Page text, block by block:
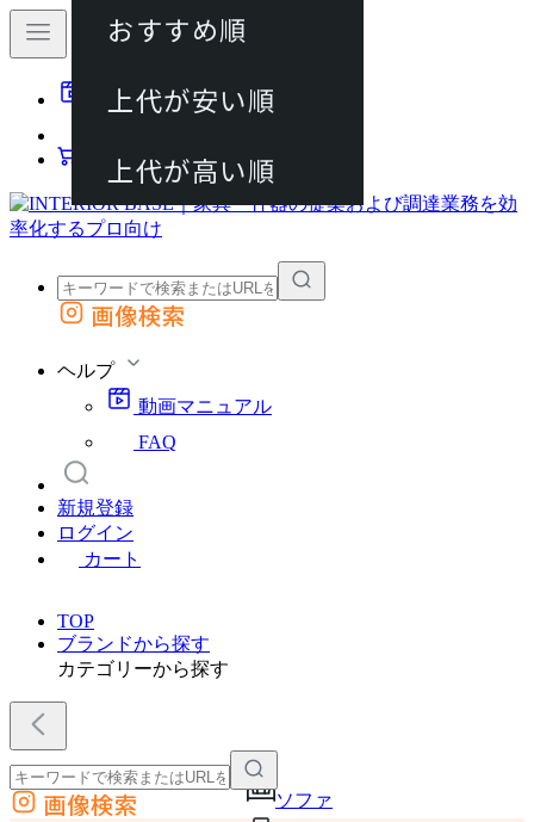
動画マニュアル
カート
外部サイトの商品をカートに追加
画像検索
ヘルプ
動画マニュアル
FAQ
新規登録
ログイン
カート
TOP
ブランドから探す
カテゴリーから探す
ソファ
外部サイトの商品をカートに追加
画像検索
おすすめ順
上代が安い順
上代が高い順